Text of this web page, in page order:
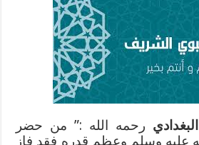
رحمه الله :” من حضر
عليه وسلم وعظم قدره فقد فاز